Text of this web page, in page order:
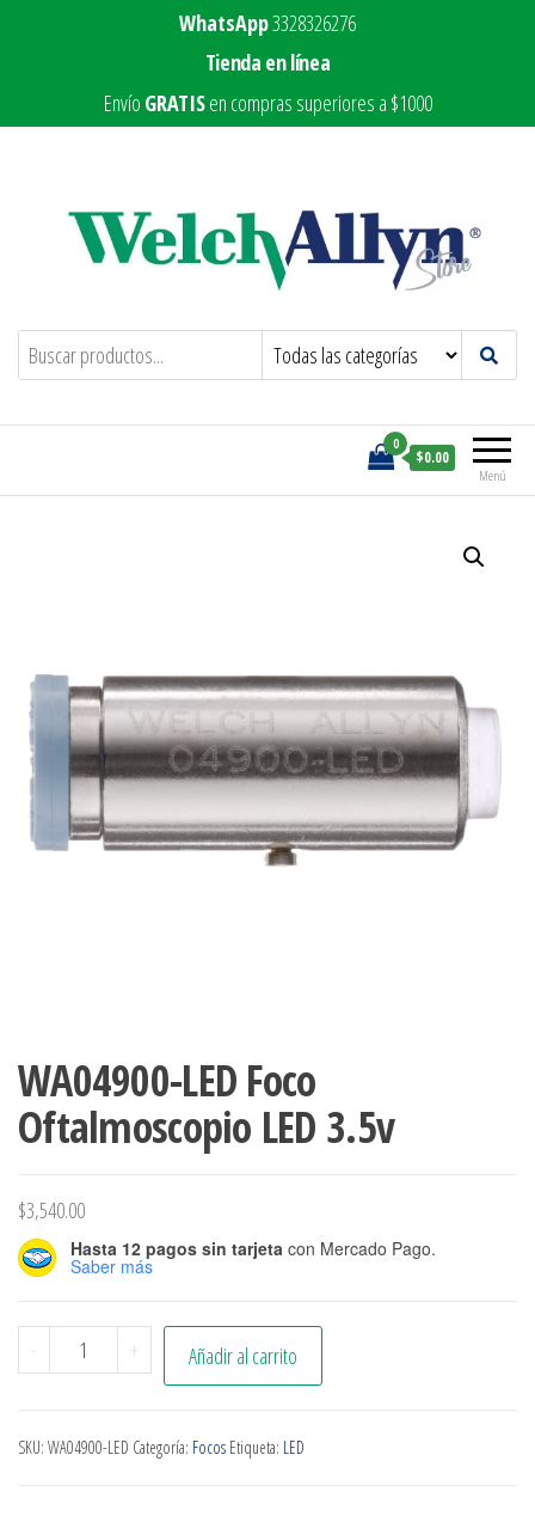
WhatsApp3328326276
Tienda en línea
Envío GRATISen compras superiores a $1000
Welch Allyn Store Marca líder en equipo médico
Menú
0
$0.00
WA04900-LED Foco
Oftalmoscopio LED 3.5v
$3,540.00
Hasta 12 pagos sin tarjeta con Mercado Pago.
Saber más
- + Añadir al carrito
SKU: WA04900-LED Categoría: Focos Etiqueta: LED